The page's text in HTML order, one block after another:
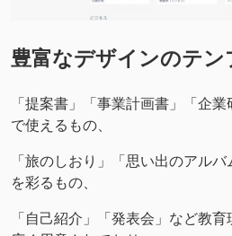
豊富なデザインのテン
「提案書」「事業計画書」「企
で使えるもの、
「旅のしおり」「思い出のアル
を彩るもの、
「自己紹介」「発表会」など教